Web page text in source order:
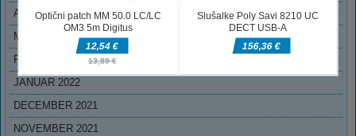
APRIL 2022
MAREC 2022
FEBRUAR 2022
JANUAR 2022
DECEMBER 2021
NOVEMBER 2021